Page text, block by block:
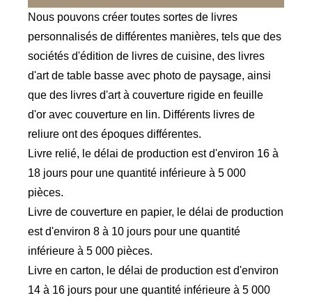
Nous pouvons créer toutes sortes de livres
personnalisés de différentes manières, tels que des
sociétés d'édition de livres de cuisine, des livres
d'art de table basse avec photo de paysage, ainsi
que des livres d'art à couverture rigide en feuille
d'or avec couverture en lin. Différents livres de
reliure ont des époques différentes.
Livre relié, le délai de production est d'environ 16 à
18 jours pour une quantité inférieure à 5 000
pièces.
Livre de couverture en papier, le délai de production
est d'environ 8 à 10 jours pour une quantité
inférieure à 5 000 pièces.
Livre en carton, le délai de production est d'environ
14 à 16 jours pour une quantité inférieure à 5 000